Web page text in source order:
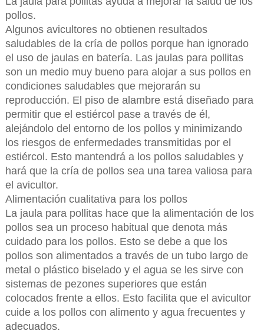
pollos.
Algunos avicultores no obtienen resultados
saludables de la cría de pollos porque han ignorado
el uso de jaulas en batería. Las jaulas para pollitas
son un medio muy bueno para alojar a sus pollos en
condiciones saludables que mejorarán su
reproducción. El piso de alambre está diseñado para
permitir que el estiércol pase a través de él,
alejándolo del entorno de los pollos y minimizando
los riesgos de enfermedades transmitidas por el
estiércol. Esto mantendrá a los pollos saludables y
hará que la cría de pollos sea una tarea valiosa para
el avicultor.
Alimentación cualitativa para los pollos
La jaula para pollitas hace que la alimentación de los
pollos sea un proceso habitual que denota más
cuidado para los pollos. Esto se debe a que los
pollos son alimentados a través de un tubo largo de
metal o plástico biselado y el agua se les sirve con
sistemas de pezones superiores que están
colocados frente a ellos. Esto facilita que el avicultor
cuide a los pollos con alimento y agua frecuentes y
adecuados.